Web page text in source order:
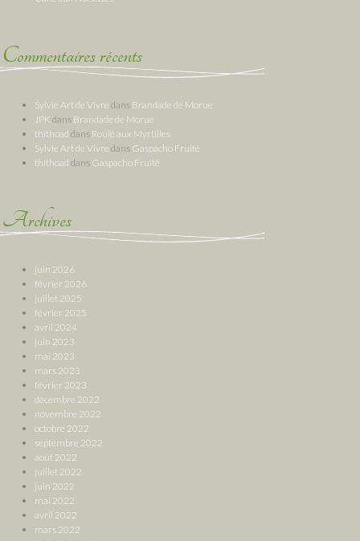
Commentaires récents
Sylvie Art de Vivre dans Brandade de Morue
JPK dans Brandade de Morue
thithoad dans Roulé aux Myrtilles
Sylvie Art de Vivre dans Gaspacho Fruité
thithoad dans Gaspacho Fruité
Archives
juin 2026
février 2026
juillet 2025
février 2025
avril 2024
juin 2023
mai 2023
mars 2023
février 2023
décembre 2022
novembre 2022
octobre 2022
septembre 2022
août 2022
juillet 2022
juin 2022
mai 2022
avril 2022
mars 2022